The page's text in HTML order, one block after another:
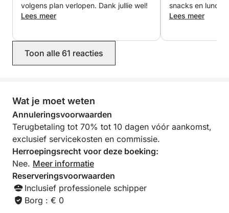
Brandstof dient vooraf met de eigenaar te worden
Een perfecte ervaring voor wie een dag wil
doorbrengen te midden van natuur, zee en
ontdekken.
Een perfecte activiteit voor wie de Siciliaanse zee
wil ervaren, zelfs met weinig tijd, te midden van
natuur, ontspanning en een adembenemend
landschap.
volgens plan verlopen. Dank jullie wel!
Lees meer
snacks en lunch
hebben allemaal
Lees meer
Toon alle 61 reacties
Wat je moet weten
Annuleringsvoorwaarden
Terugbetaling tot 70% tot 10 dagen vóór aankomst,
exclusief servicekosten en commissie.
Herroepingsrecht voor deze boeking:
Nee. Meer informatie
Reserveringsvoorwaarden
Inclusief professionele schipper
Borg : € 0